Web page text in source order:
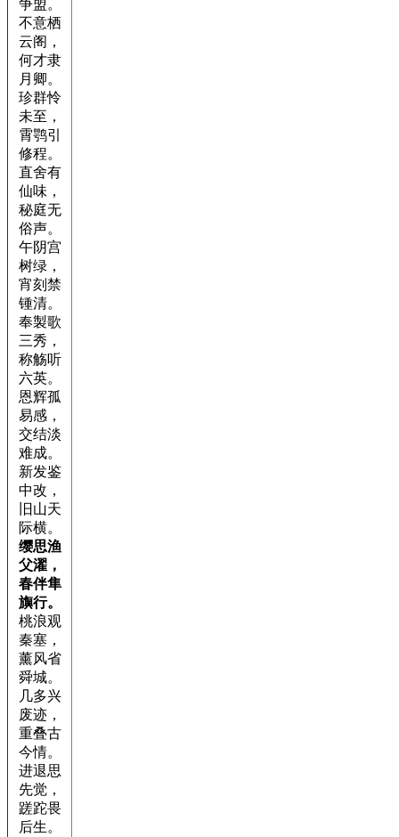
争盟。
不意栖
云阁，
何才隶
月卿。
珍群怜
未至，
霄鹗引
修程。
直舍有
仙味，
秘庭无
俗声。
午阴宫
树绿，
宵刻禁
锺清。
奉製歌
三秀，
称觞听
六英。
恩辉孤
易感，
交结淡
难成。
新发鉴
中改，
旧山天
际横。
缨思渔
父濯，
春伴隼
旟行。
桃浪观
秦塞，
薰风省
舜城。
几多兴
废迹，
重叠古
今情。
进退思
先觉，
蹉跎畏
后生。